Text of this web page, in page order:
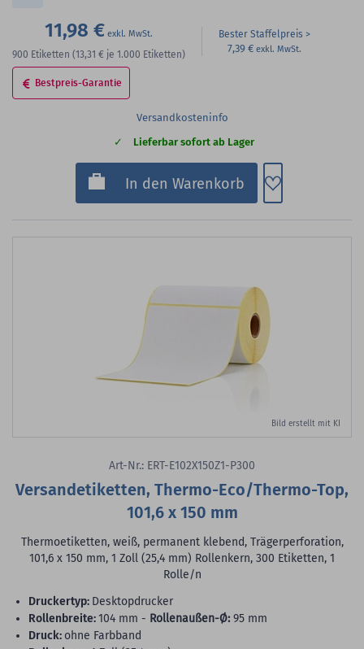
11,98 €
900 Etiketten (13,31 € je 1.000 Etiketten)
Bester Staffelpreis
7,39 €
Bestpreis-Garantie
Versandkosteninfo
Lieferbar sofort ab Lager
In den Warenkorb Zum
Bild erstellt mit KI
Art-Nr.: ERT-E102X150Z1-P300
Versandetiketten, Thermo-Eco/Thermo-Top,
101,6 x 150 mm
Thermoetiketten, weiß, permanent klebend, Trägerperforation,
101,6 x 150 mm, 1 Zoll (25,4 mm) Rollenkern, 300 Etiketten, 1
Rolle/n
Druckertyp: Desktopdrucker
Rollenbreite:104 mm - Rollenaußen-Ø: 95 mm
Druck: ohne Farbband